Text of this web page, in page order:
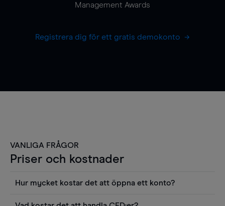
Management Awards
Registrera dig för ett gratis demokonto
VANLIGA FRÅGOR
Priser och kostnader
Hur mycket kostar det att öppna ett konto?